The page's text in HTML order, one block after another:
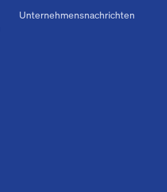
Unternehmensnachrichten